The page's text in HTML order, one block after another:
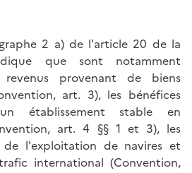
2 a) de l'article 20 de la
que sont notamment
revenus provenant de biens
art. 3), les bénéfices
établissement stable en
art. 4 §§ 1 et 3), les
de l'exploitation de navires et
international (Convention,